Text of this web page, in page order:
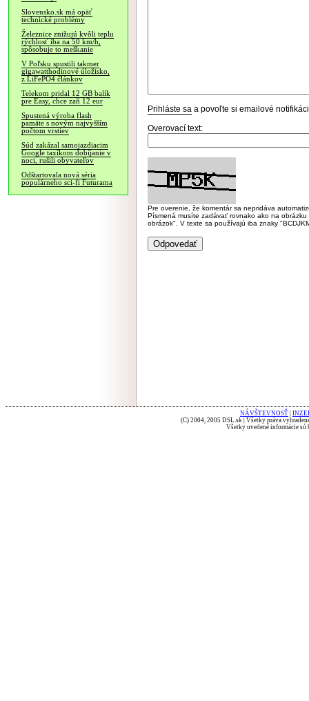
Slovensko.sk má opäť
technické problémy
Železnice znižujú kvôli teplu
rýchlosť iba na 50 km/h,
spôsobuje to meškanie
V Poľsku spustili takmer
gigawatthodinové úložisko,
z LiFePO4 článkov
Telekom pridal 12 GB balík
pre Easy, chce zaň 12 eur
Spustená výroba flash
pamäte s novým najvyšším
počtom vrstiev
Súd zakázal samojazdiacim
Google taxíkom dobíjanie v
noci, rušili obyvateľov
Odštartovala nová séria
populárneho sci-fi Futurama
Prihláste sa a povoľte si emailové
Overovací text:
Pre overenie, že komentár sa nepridáva
Písmená musíte zadávať rovnako ako na
obrázok". V texte sa používajú iba znaky
NÁVŠTEVNOSŤ
(C) 2004, 2005 DSL.sk | Všetky práva
Všetky uvedené informácie sú